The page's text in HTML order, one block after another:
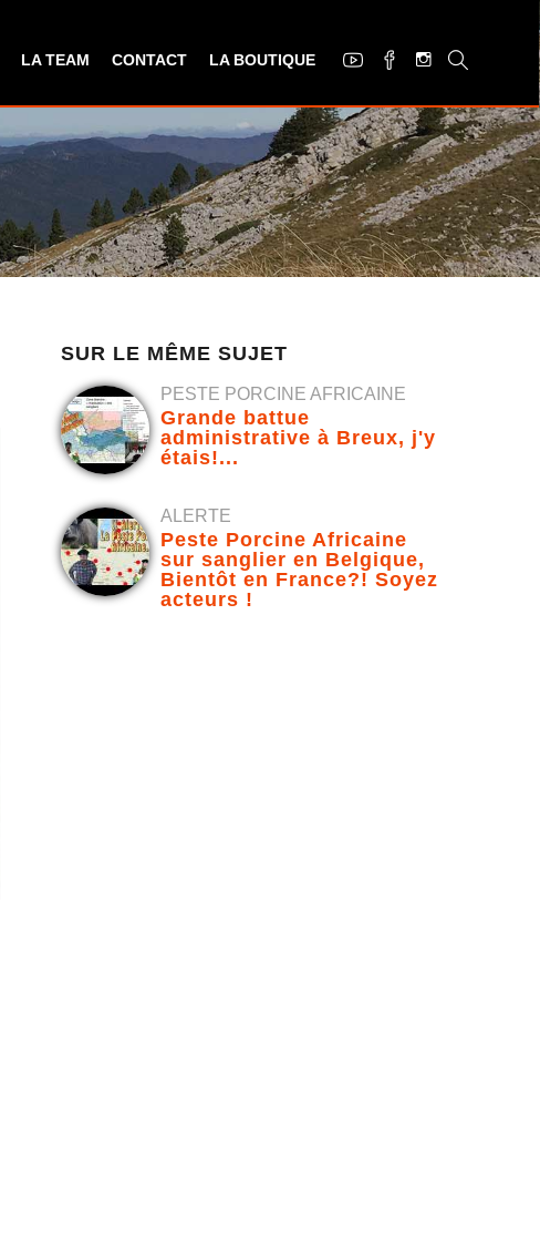
LA TEAM CONTACT LA BOUTIQUE
SUR LE MÊME SUJET
PESTE PORCINE AFRICAINE
Grande battue
administrative à Breux, j'y
étais!...
ALERTE
Peste Porcine Africaine
sur sanglier en Belgique,
Bientôt en France?! Soyez
acteurs !